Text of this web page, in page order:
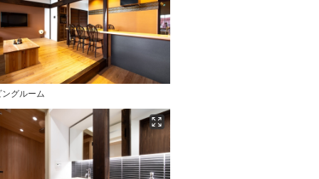
グルーム